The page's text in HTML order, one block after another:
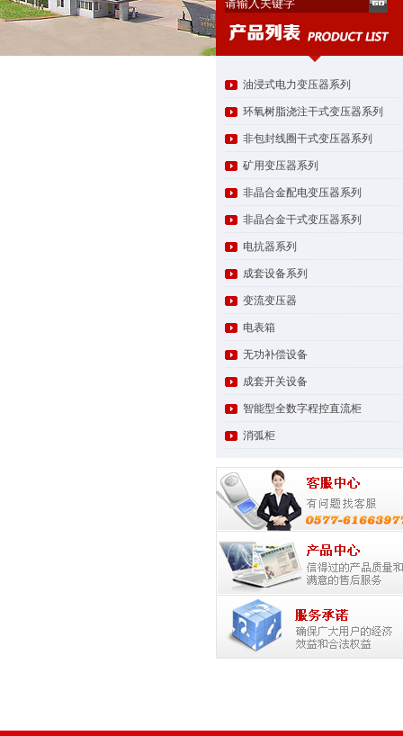
油浸式电力变压器系列
环氧树脂浇注干式变压器系列
非包封线圈干式变压器系列
矿用变压器系列
非晶合金配电变压器系列
非晶合金干式变压器系列
电抗器系列
成套设备系列
变流变压器
电表箱
无功补偿设备
成套开关设备
智能型全数字程控直流柜
消弧柜